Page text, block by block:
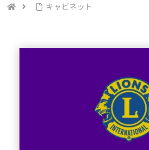
キャビネット